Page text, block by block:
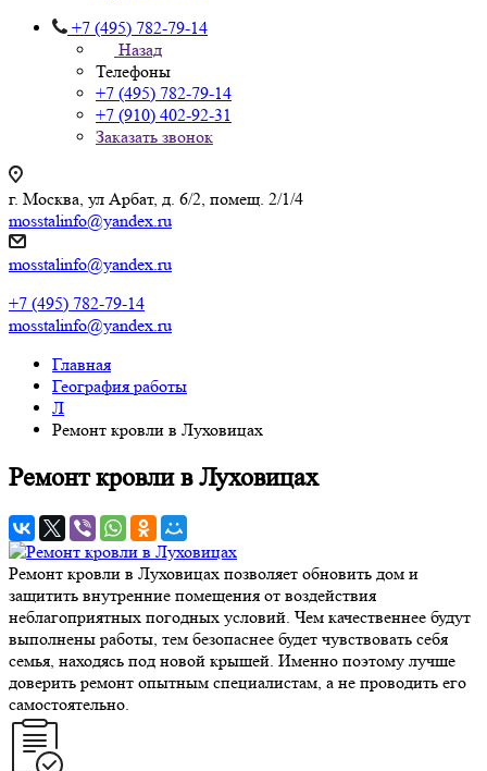
+7 (495) 782-79-14
Назад
Телефоны
+7 (495) 782-79-14
+7 (910) 402-92-31
Заказать звонок
г. Москва, ул Арбат, д. 6/2, помещ. 2/1/4
mosstalinfo@yandex.ru
mosstalinfo@yandex.ru
+7 (495) 782-79-14
mosstalinfo@yandex.ru
Главная
География работы
Л
Ремонт кровли в Луховицах
Ремонт кровли в Луховицах
Ремонт кровли в Луховицах позволяет обновить дом и
защитить внутренние помещения от воздействия
неблагоприятных погодных условий. Чем качественнее будут
выполнены работы, тем безопаснее будет чувствовать себя
семья, находясь под новой крышей. Именно поэтому лучше
доверить ремонт опытным специалистам, а не проводить его
самостоятельно.